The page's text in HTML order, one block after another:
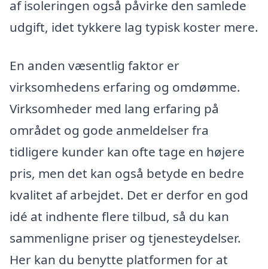
af isoleringen også påvirke den samlede
udgift, idet tykkere lag typisk koster mere.
En anden væsentlig faktor er
virksomhedens erfaring og omdømme.
Virksomheder med lang erfaring på
området og gode anmeldelser fra
tidligere kunder kan ofte tage en højere
pris, men det kan også betyde en bedre
kvalitet af arbejdet. Det er derfor en god
idé at indhente flere tilbud, så du kan
sammenligne priser og tjenesteydelser.
Her kan du benytte platformen for at